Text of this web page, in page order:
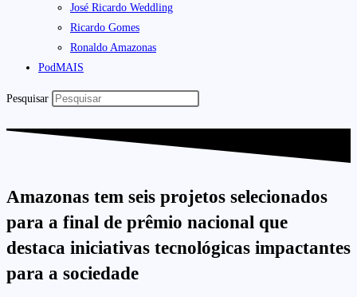
José Ricardo Weddling
Ricardo Gomes
Ronaldo Amazonas
PodMAIS
Pesquisar
Amazonas tem seis projetos selecionados
para a final de prêmio nacional que
destaca iniciativas tecnológicas impactantes
para a sociedade